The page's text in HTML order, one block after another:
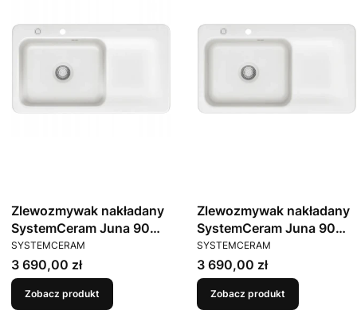
Zlewozmywak nakładany
SystemCeram Juna 90
Gronland 12 Lewa komora
PRODUCENT
SYSTEMCERAM
Cena
3 690,00 zł
Zobacz produkt
Zlewozmywak nakładany
SystemCeram Juna 90
Polar 13 Lewa komora
PRODUCENT
SYSTEMCERAM
Cena
3 690,00 zł
Zobacz produkt